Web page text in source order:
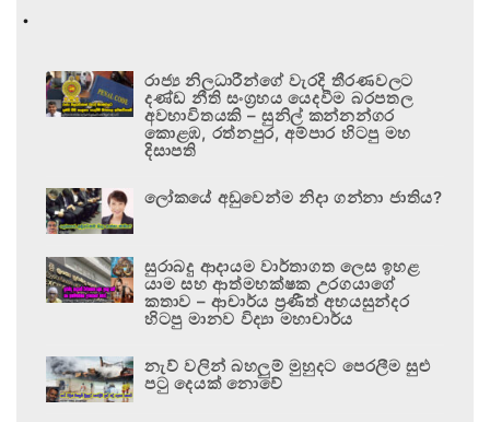
.
රාජ්‍ය නිලධාරීන්ගේ වැරදි තීරණවලට
දණ්ඩ නීති සංග්‍රහය යෙදවීම බරපතල
අවභාවිතයකි – සුනිල් කන්නන්ගර
කොළඹ, රත්නපුර, අම්පාර හිටපු මහ
දිසාපති
ලෝකයේ අඩුවෙන්ම නිදා ගන්නා ජාතිය?
සුරාබදු ආදායම වාර්තාගත ලෙස ඉහළ
යාම සහ ආත්මභක්ෂක උරගයාගේ
කතාව – ආචාර්ය ප්‍රණීත් අභයසුන්දර
හිටපු මානව විද්‍යා මහාචාර්ය
නැව් වලින් බහලුම් මුහුදට පෙරලීම සුළු
පටු දෙයක් නොවේ